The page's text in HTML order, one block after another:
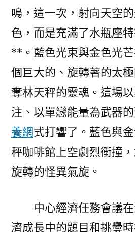
鳴，這一次，射向天空
色，而是充滿了水瓶座
**。藍色光束與金色光
個巨大的、旋轉著的太
奪林天秤的靈魂。這場
注、以單戀能量為武器
養網式打響了。藍色與
秤咖啡館上空劇烈衝撞
旋轉的怪異氣旋。
中心經濟任務會議
濟成長中的題目和挑釁